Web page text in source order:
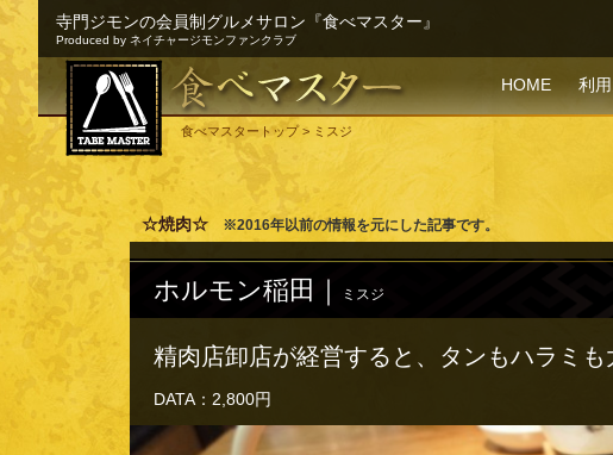
寺門ジモンの会員制グルメサロン『食べマスター』
Produced by ネイチャージモンファンクラブ
HOME 利
食べマスタートップ> ミスジ
☆焼肉☆ ※2016年以前の情報を元にした記事です。
ホルモン稲田｜ ミスジ
精肉店卸店が経営すると、タンもハラミも
DATA：2,800円